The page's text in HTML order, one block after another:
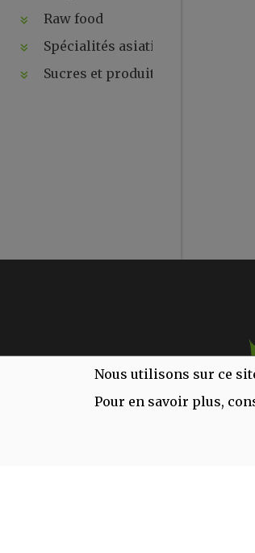
Nous utilisons sur ce
Pour en savoir plus,
Raw food
Spécialités asiatiques
Sucres et produits de la ruche